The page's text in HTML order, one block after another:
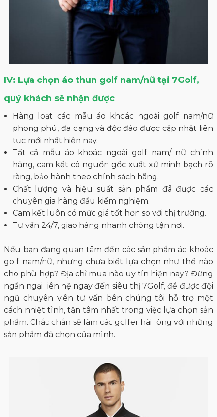
IV: Lựa chọn áo thun golf nam/nữ tại 7Golf,
quý khách sẽ nhận được
Hàng loạt các mẫu áo khoác ngoài golf nam/nữ
phong phú, đa dạng và độc đáo được cập nhật liên
tục mới nhất hiện nay.
Tất cả mẫu áo khoác ngoài golf nam/ nữ chính
hãng, cam kết có nguồn gốc xuất xứ minh bạch rõ
ràng, bảo hành theo chính sách hãng.
Chất lượng và hiệu suất sản phẩm đã được các
chuyên gia hàng đầu kiểm nghiệm.
Cam kết luôn có mức giá tốt hơn so với thị trường.
Tư vấn 24/7, giao hàng nhanh chóng tận nơi.
Nếu bạn đang quan tâm đến các sản phẩm áo khoác
golf nam/nữ, nhưng chưa biết lựa chọn như thế nào
cho phù hợp? Địa chỉ mua nào uy tín hiện nay? Đừng
ngần ngại liên hệ ngay đến siêu thị 7Golf, để được đội
ngũ chuyên viên tư vấn bên chúng tôi hỗ trợ một
cách nhiệt tình, tận tâm nhất trong việc lựa chọn sản
phẩm. Chắc chắn sẽ làm các golfer hài lòng với những
sản phẩm đã chọn của mình.